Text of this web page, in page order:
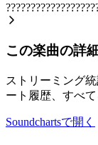
この楽曲の詳
ストリーミング
ート履歴、すべて
Soundchartsで開く